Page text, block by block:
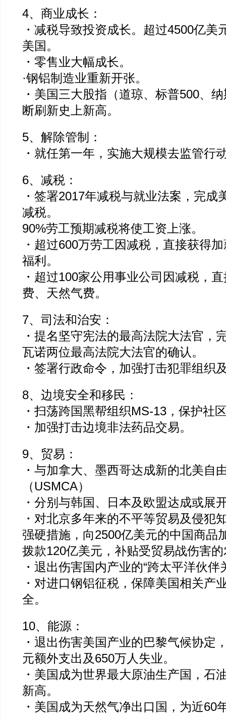
4、商业成长：
・减税导致投资成长。超过4500亿美
美国。
・零售业大幅成长。
·钢铝制造业重新开张。
・美国三大股指（道琼、标普500、
断刷新史上新高。
5、解除管制：
・就任第一年，实施大规模去监管行
6、减税：
・签署2017年减税与就业法案，完成
减税。
90%劳工预期减税将使工资上涨。
・超过600万劳工因减税，直接获得
福利。
・超过100家公用事业公司因减税，
费、天然气费。
7、司法和治安：
・提名坚守宪法的最高法院大法官，
瓦诺两位最高法院大法官的确认。
・签署行政命令，加强打击犯罪组织
8、边境安全和移民：
・扫荡跨国黑帮组织MS-13，保护社
・加强打击边境非法药品交易。
9、贸易：
・与加拿大、墨西哥达成新的北美自
（USMCA）
・分别与韩国、日本及欧盟达成或展
・对北京多年来的不平等贸易及侵犯
强硬措施，向2500亿美元的中国商品
拨款120亿美元，补贴受贸易战伤害
・退出伤害国内产业的“跨太平洋伙伴
・对进口钢铝征税，保障美国相关产
全。
10、能源：
・退出伤害美国产业的巴黎气候协定
元额外支出及650万人失业。
・美国成为世界最大原油生产国，石
新高。
・美国成为天然气净出口国，为近60